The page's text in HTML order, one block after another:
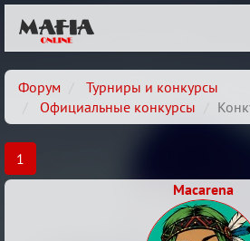
Форум
Турниры и конкурсы
Официальные конкурсы
1
Macarena